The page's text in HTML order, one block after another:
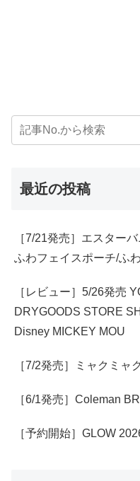
最近の投稿
［7/21発売］エスター
ふわフェイスポーチ/ふ
［レビュー］5/26発売
DRYGOODS STORE
Disney MICKEY MOU
［7/2発売］ミャクミャ
［6/1発売］Coleman
［予約開始］GLOW